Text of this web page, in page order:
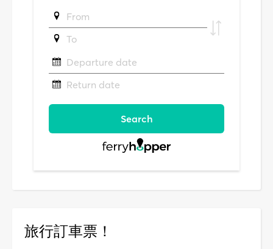
旅行訂車票！